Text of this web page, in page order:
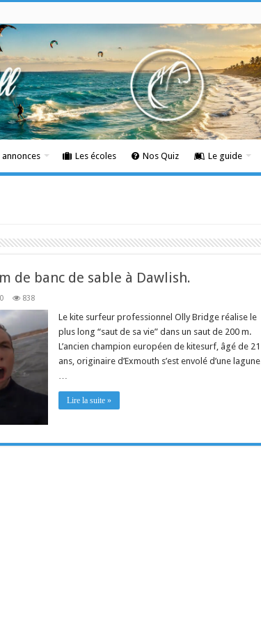
annonces Les écoles Nos Quiz Le guide
de banc de sable à Dawlish.
0 838
Le kite surfeur professionnel Olly Bridge réalise le
plus long “saut de sa vie” dans un saut de 200 m.
L’ancien champion européen de kitesurf, âgé de 21
ans, originaire d’Exmouth s’est envolé d’une lagune
…
Lire la suite »